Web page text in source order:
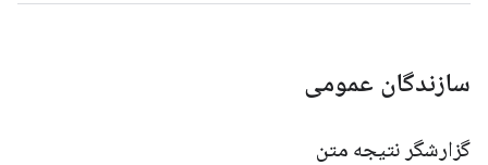
سازندگان عمومی
گزارشگر نتیجه متن